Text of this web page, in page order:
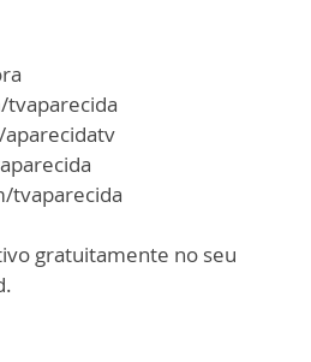
tvaparecida
gratuitamente no seu